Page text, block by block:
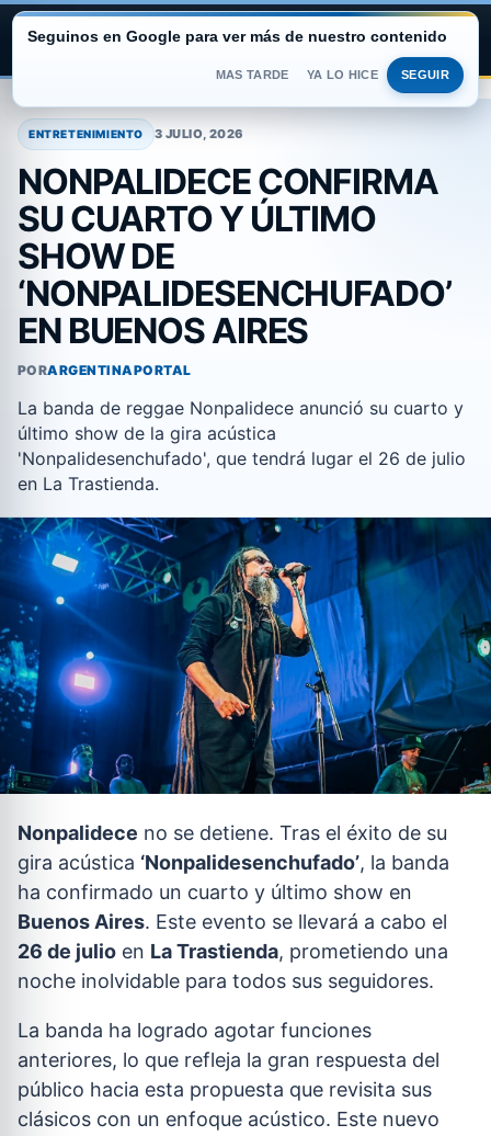
contenido
ARGENTINA PORTAL
ENTRETENIMIENTO 3 JULIO, 2026
NONPALIDECE CONFIRMA
SU CUARTO Y ÚLTIMO
SHOW DE
‘NONPALIDESENCHUFADO’
EN BUENOS AIRES
PORARGENTINAPORTAL
La banda de reggae Nonpalidece anunció su cuarto y
último show de la gira acústica
'Nonpalidesenchufado', que tendrá lugar el 26 de julio
en La Trastienda.
Nonpalidece no se detiene. Tras el éxito de su
gira acústica ‘Nonpalidesenchufado’, la banda
ha confirmado un cuarto y último show en
Buenos Aires. Este evento se llevará a cabo el
26 de julio en La Trastienda, prometiendo una
noche inolvidable para todos sus seguidores.
La banda ha logrado agotar funciones
anteriores, lo que refleja la gran respuesta del
público hacia esta propuesta que revisita sus
clásicos con un enfoque acústico. Este nuevo
Seguinos en Google para ver más de nuestro contenido
MAS TARDE YA LO HICE SEGUIR